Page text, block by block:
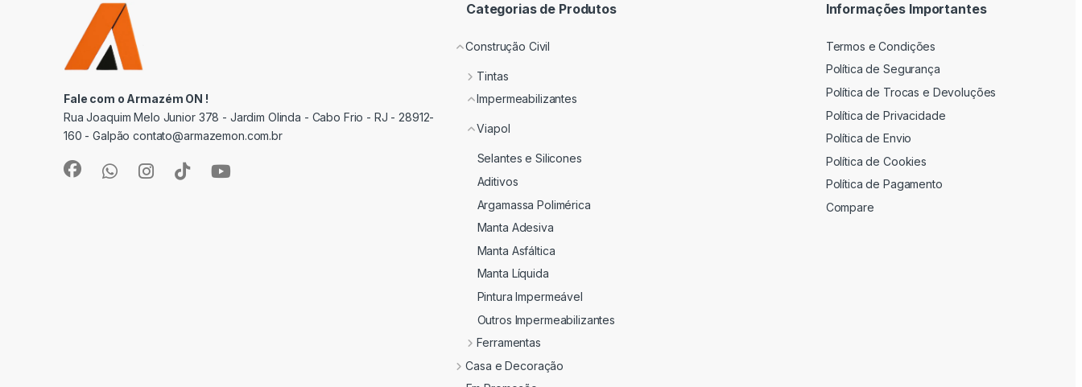
Fale com o Armazém ON !
Rua Joaquim Melo Junior 378 - Jardim Olinda - Cabo Frio - RJ - 28912-
160 - Galpão contato@armazemon.com.br
Categorias de Produtos
Construção Civil
Tintas
Impermeabilizantes
Viapol
Selantes e Silicones
Aditivos
Argamassa Polimérica
Manta Adesiva
Manta Asfáltica
Manta Líquida
Pintura Impermeável
Outros Impermeabilizantes
Ferramentas
Casa e Decoração
Informações Importantes
Termos e Condições
Política de Segurança
Política de Trocas e Devoluções
Política de Privacidade
Política de Envio
Política de Cookies
Política de Pagamento
Compare